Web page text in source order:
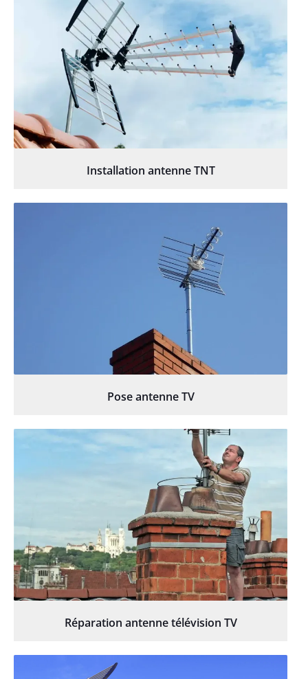
Installation antenne TNT
Pose antenne TV
Réparation antenne télévision TV